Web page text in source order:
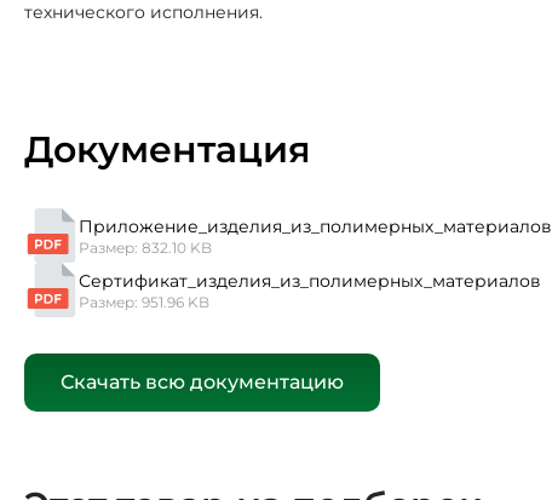
технического исполнения.
Документация
Приложение_изделия_из_полимерных_материалов
Размер: 832.10 KB
Сертификат_изделия_из_полимерных_материалов
Размер: 951.96 KB
Скачать всю документацию